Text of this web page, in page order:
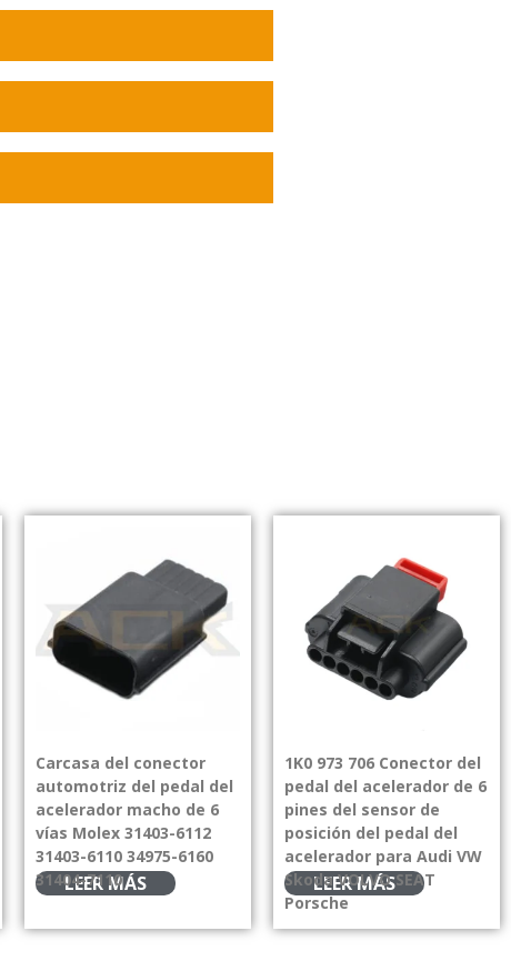
Carcasa del conector
automotriz del pedal del
acelerador macho de 6
vías Molex 31403-6112
31403-6110 34975-6160
31404-7110
LEER MÁS
1K0 973 706 Conector del
pedal del acelerador de 6
pines del sensor de
posición del pedal del
acelerador para Audi VW
Skoda VOLVO SEAT
Porsche
LEER MÁS